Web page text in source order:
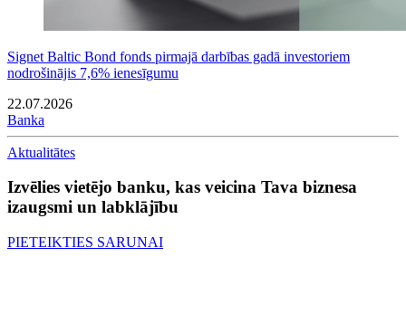
Signet Baltic Bond fonds pirmajā darbības gadā investoriem
nodrošinājis 7,6% ienesīgumu
22.07.2026
Banka
Aktualitātes
Izvēlies vietējo banku, kas veicina Tava biznesa
izaugsmi un labklājību
PIETEIKTIES SARUNAI